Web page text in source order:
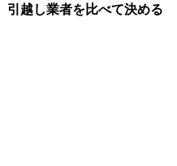
引越し業者を比べて決める